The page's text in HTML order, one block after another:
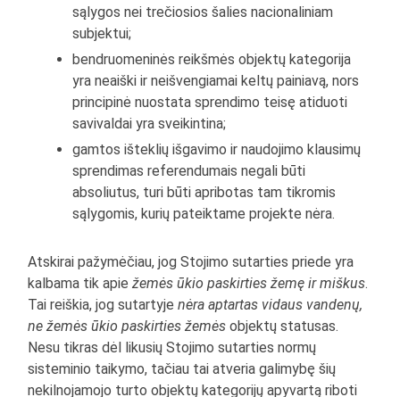
sąlygos nei trečiosios šalies nacionaliniam
subjektui;
bendruomeninės reikšmės objektų kategorija
yra neaiški ir neišvengiamai keltų painiavą, nors
principinė nuostata sprendimo teisę atiduoti
savivaldai yra sveikintina;
gamtos išteklių išgavimo ir naudojimo klausimų
sprendimas referendumais negali būti
absoliutus, turi būti apribotas tam tikromis
sąlygomis, kurių pateiktame projekte nėra.
Atskirai pažymėčiau, jog Stojimo sutarties priede yra
kalbama tik apiežemės ūkio paskirties žemę ir miškus.
Tai reiškia, jog sutartyjenėra aptartas vidaus vandenų,
ne žemės ūkio paskirties žemės objektų statusas.
Nesu tikras dėl likusių Stojimo sutarties normų
sisteminio taikymo, tačiau tai atveria galimybę šių
nekilnojamojo turto objektų kategorijų apyvartą riboti